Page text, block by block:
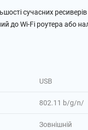
сучасних
до Wi-Fi роутера або